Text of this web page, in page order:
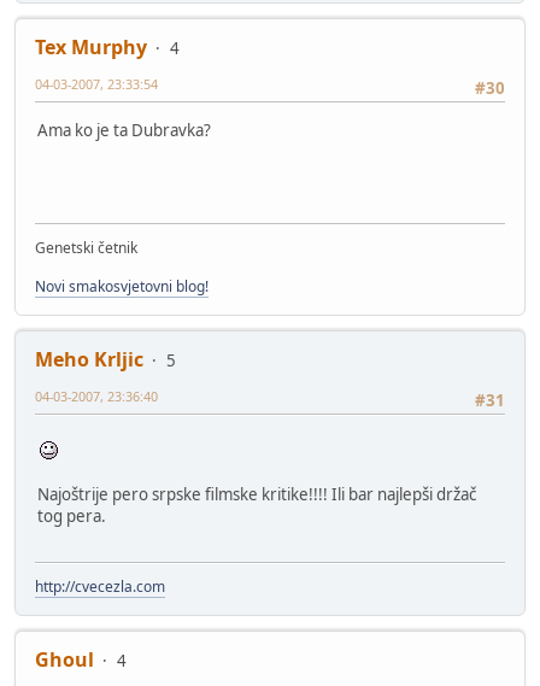
Tex Murphy
4
#30
04-03-2007, 23:33:54
Ama ko je ta Dubravka?
Genetski četnik
Novi smakosvjetovni blog!
Meho Krljic
5
#31
04-03-2007, 23:36:40
Najoštrije pero srpske filmske kritike!!!! Ili bar najlepši držač
tog pera.
http://cvecezla.com
Ghoul
4